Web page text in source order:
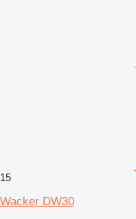
15
Wacker DW30